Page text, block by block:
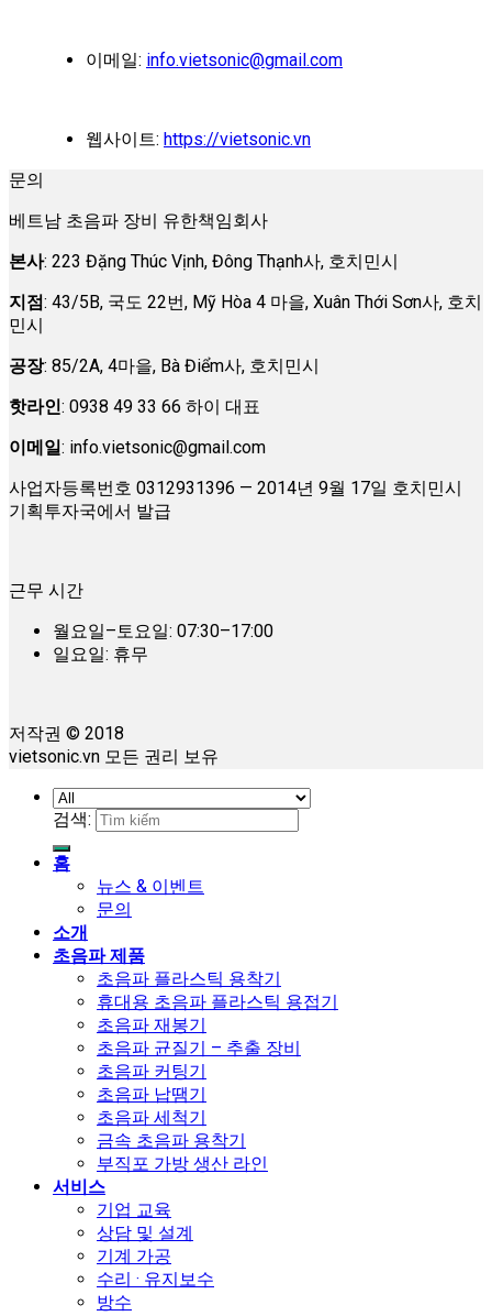
이메일: info.vietsonic@gmail.com
웹사이트: https://vietsonic.vn
문의
베트남 초음파 장비 유한책임회사
본사: 223 Đặng Thúc Vịnh, Đông Thạnh사, 호치민시
지점: 43/5B, 국도 22번, Mỹ Hòa 4 마을, Xuân Thới Sơn사, 호치
민시
공장: 85/2A, 4마을, Bà Điểm사, 호치민시
핫라인: 0938 49 33 66 하이 대표
이메일: info.vietsonic@gmail.com
사업자등록번호 0312931396 — 2014년 9월 17일 호치민시
기획투자국에서 발급
근무 시간
월요일–토요일: 07:30–17:00
일요일: 휴무
저작권 © 2018
vietsonic.vn 모든 권리 보유
검색:
홈
뉴스 & 이벤트
문의
소개
초음파 제품
초음파 플라스틱 용착기
휴대용 초음파 플라스틱 용접기
초음파 재봉기
초음파 균질기 – 추출 장비
초음파 커팅기
초음파 납땜기
초음파 세척기
금속 초음파 용착기
부직포 가방 생산 라인
서비스
기업 교육
상담 및 설계
기계 가공
수리 · 유지보수
방수